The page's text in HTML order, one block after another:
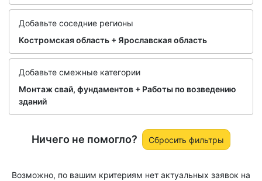
Добавьте соседние регионы
Костромская область + Ярославская область
Добавьте смежные категории
Монтаж свай, фундаментов + Работы по возведению
зданий
Ничего не помогло? Сбросить фильтры
Возможно, по вашим критериям нет актуальных заявок на